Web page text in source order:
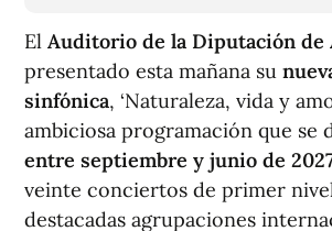
El Auditorio de la Diputación de
presentado esta mañana su
sinfónica, ‘Naturaleza, vida y
ambiciosa programación que se
entre septiembre y junio de
veinte conciertos de primer
destacadas agrupaciones